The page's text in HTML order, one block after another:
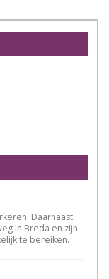
Daarnaast
in Breda en zijn
te bereiken.